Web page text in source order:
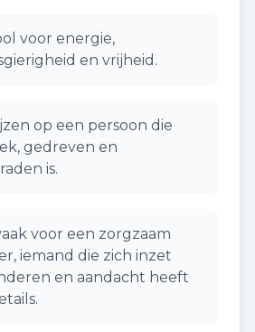
voor energie,
en vrijheid.
op een persoon die
gedreven en
is.
voor een zorgzaam
iemand die zich inzet
en aandacht heeft